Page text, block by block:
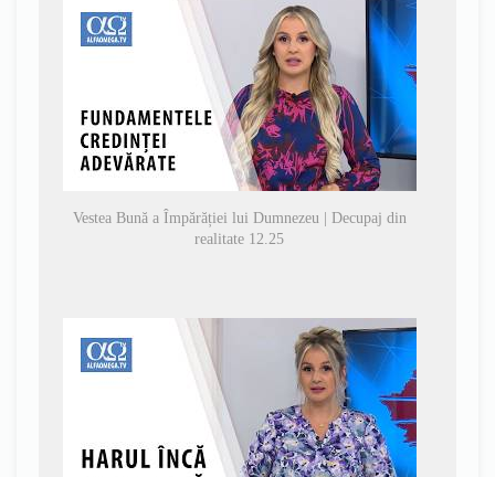
Vestea Bună a Împărăției lui Dumnezeu | Decupaj din
realitate 12.25